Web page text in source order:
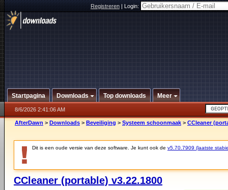
Registreren|Login:
Startpagina Downloads Top downloads Meer
8/6/2026 2:41:06 AM
AfterDawn > Downloads > Beveiliging > Systeem schoonmaak > CCleaner
Dit is een oude versie van deze software. Je kunt ook de v5.70.7909 (laatste
CCleaner (portable) v3.22.1800